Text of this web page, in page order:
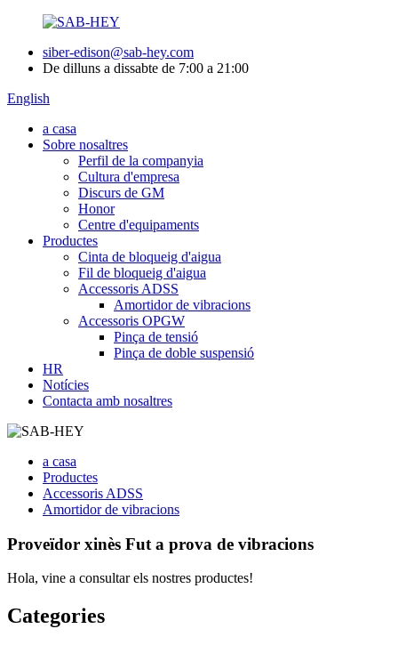
siber-edison@sab-hey.com
De dilluns a dissabte de 7:00 a 21:00
English
a casa
Sobre nosaltres
Perfil de la companyia
Cultura d'empresa
Discurs de GM
Honor
Centre d'equipaments
Productes
Cinta de bloqueig d'aigua
Fil de bloqueig d'aigua
Accessoris ADSS
Amortidor de vibracions
Accessoris OPGW
Pinça de tensió
Pinça de doble suspensió
HR
Notícies
Contacta amb nosaltres
a casa
Productes
Accessoris ADSS
Amortidor de vibracions
Proveïdor xinès Fut a prova de vibracions
Hola, vine a consultar els nostres productes!
Categories